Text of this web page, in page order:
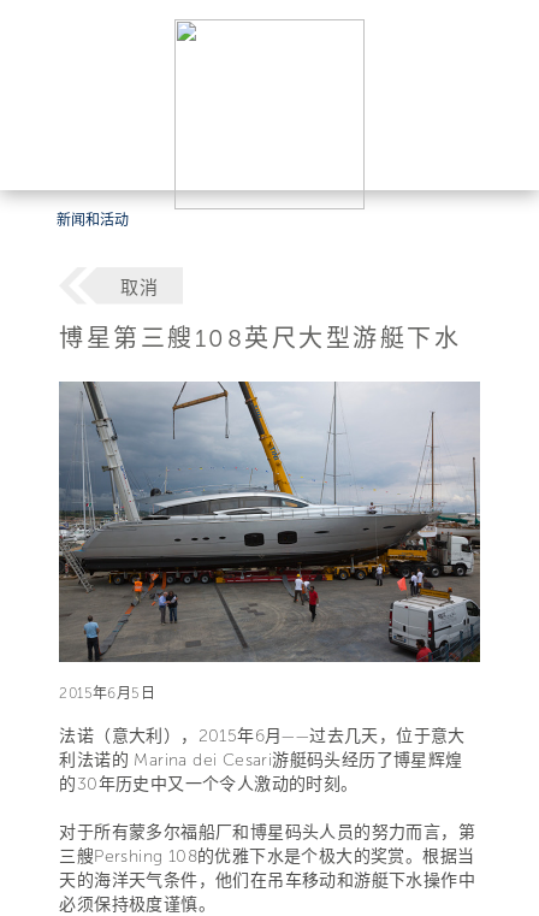
新闻和活动
取消
博星第三艘108英尺大型游艇下水
2015年6月5日
法诺（意大利），2015年6月——过去几天，位于意大
利法诺的 Marina dei Cesari游艇码头经历了博星辉煌
的30年历史中又一个令人激动的时刻。
对于所有蒙多尔福船厂和博星码头人员的努力而言，第
三艘Pershing 108的优雅下水是个极大的奖赏。根据当
天的海洋天气条件，他们在吊车移动和游艇下水操作中
必须保持极度谨慎。